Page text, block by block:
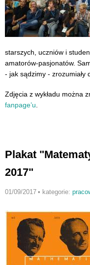
starszych, uczniów i
amatorów-pasjonatów.
- jak sądzimy - zrozumiały
Zdjęcia z wykładu można
fanpage’u
Plakat
2017"
01/09/2017 • kategorie: